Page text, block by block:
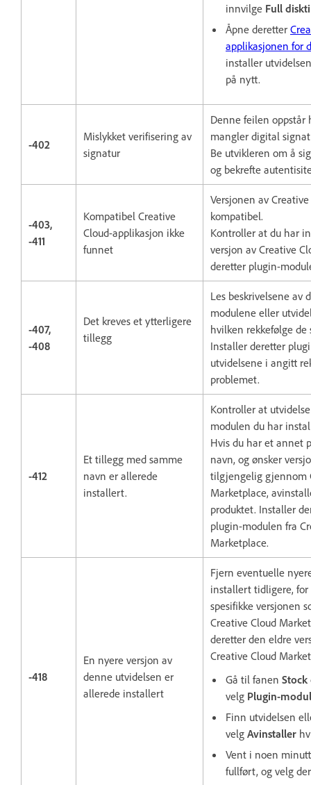
innvilge Full
Åpne deretter
applikasjonen for
installer
på nytt.
-402
Mislykket verifisering av
signatur
Denne feilen oppstår
mangler digital
Be utvikleren om å
og bekrefte
-403,
-411
Kompatibel Creative
Cloud-applikasjon ikke
funnet
Versjonen av
kompatibel.
Kontroller at du har
versjon av Creative
deretter plugin-
-407,
-408
Det kreves et ytterligere
tillegg
Les beskrivelsene av
modulene eller
hvilken rekkefølge de
Installer deretter
utvidelsene i angitt
problemet.
-412
Et tillegg med samme
navn er allerede
installert.
Kontroller at
modulen du har
Hvis du har et annet
navn, og ønsker
tilgjengelig gjennom
Marketplace,
produktet. Installer
plugin-modulen fra
Marketplace.
-418
En nyere versjon av
denne utvidelsen er
allerede installert
Fjern eventuelle
installert tidligere,
spesifikke versjonen
Creative Cloud
deretter den eldre
Creative Cloud
Gå til fanen Stock
velg Plugin-
Finn utvidelsen
velg Avinstaller
Vent i noen
fullført, og velg